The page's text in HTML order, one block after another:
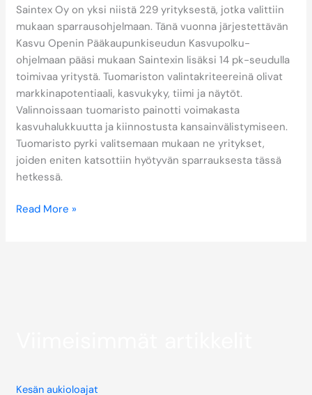
Saintex Oy on yksi niistä 229 yrityksestä, jotka valittiin
mukaan sparrausohjelmaan. Tänä vuonna järjestettävän
Kasvu Openin Pääkaupunkiseudun Kasvupolku-
ohjelmaan pääsi mukaan Saintexin lisäksi 14 pk-seudulla
toimivaa yritystä. Tuomariston valintakriteereinä olivat
markkinapotentiaali, kasvukyky, tiimi ja näytöt.
Valinnoissaan tuomaristo painotti voimakasta
kasvuhalukkuutta ja kiinnostusta kansainvälistymiseen.
Tuomaristo pyrki valitsemaan mukaan ne yritykset,
joiden eniten katsottiin hyötyvän sparrauksesta tässä
hetkessä.
Read More »
Kesän aukioloajat